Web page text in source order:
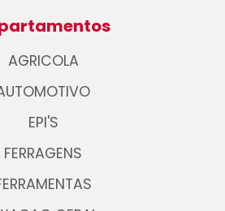
AGRICOLA
EPI'S
FERRAGENS